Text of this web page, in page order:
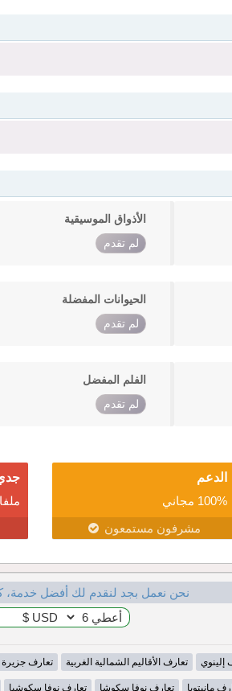
الأذواق الموسيقية
لم تقدم
الحيوانات المفضلة
لم تقدم
الفلم المفضل
لم تقدم
الدعم
100% مجاني
مشرفون مستمعون
نحن نعمل بجد لنقدم لك أفضل
إلينوي تعارف الأقاليم الشمالية الغربية تعارف جزيرة
مانيتوبا تعارف نوفا سكوشا تعارف نوفا سكوشيا